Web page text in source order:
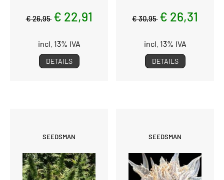
€ 26,95 € 22,91
incl. 13% IVA
DETAILS
€ 30,95 € 26,31
incl. 13% IVA
DETAILS
SEEDSMAN SEEDSMAN